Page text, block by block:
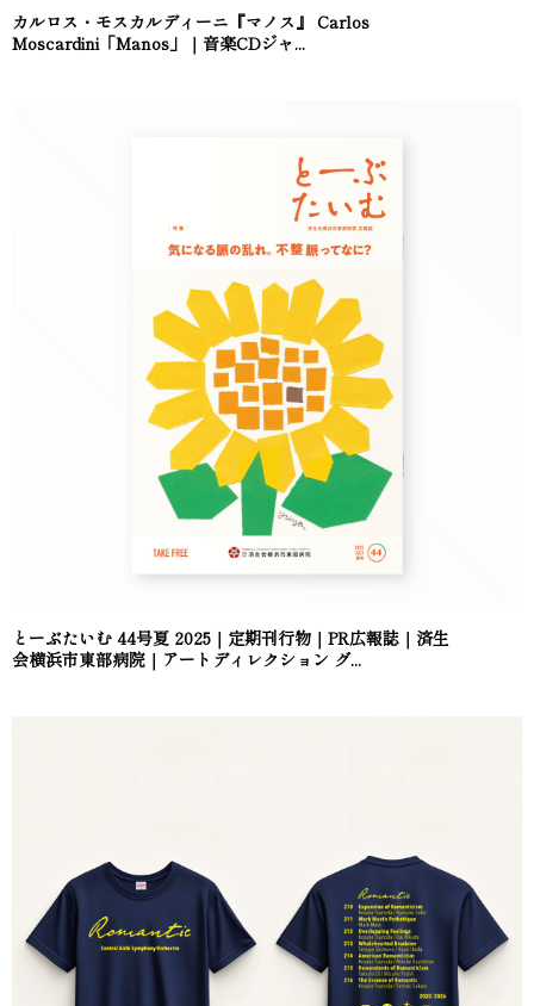
カルロス・モスカルディーニ『マノス』 Carlos
Moscardini「Manos」｜音楽CDジャ...
とーぶたいむ 44号夏 2025｜定期刊行物｜PR広報誌｜済生
会横浜市東部病院｜アートディレクション グ...